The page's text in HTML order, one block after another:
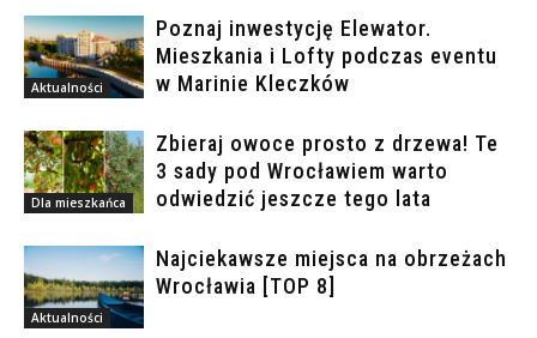
Aktualności
Poznaj inwestycję Elewator.
Mieszkania i Lofty podczas eventu
w Marinie Kleczków
Dla mieszkańca
Zbieraj owoce prosto z drzewa! Te
3 sady pod Wrocławiem warto
odwiedzić jeszcze tego lata
Aktualności
Najciekawsze miejsca na obrzeżach
Wrocławia [TOP 8]